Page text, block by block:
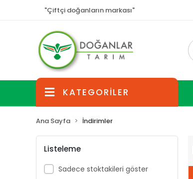
"Çiftçi doğanların markası"
KATEGORİLER
Ana Sayfa İndirimler
Listeleme
Sadece stoktakileri göster